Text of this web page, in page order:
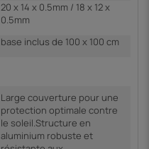
20 x 14 x 0.5mm / 18 x 12 x
0.5mm
base inclus de 100 x 100 cm
Large couverture pour une
protection optimale contre
le soleil.Structure en
aluminium robuste et